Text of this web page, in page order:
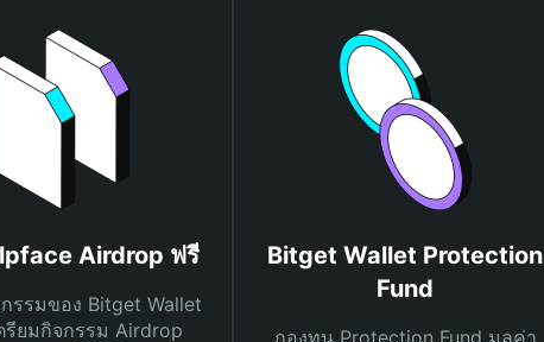
Airdrop ฟรี
รรมของ Bitget Wallet
ตรียมกิจกรรม Airdrop
Bitget Wallet Protection
Fund
กองทุน Protection Fund มูลค่า